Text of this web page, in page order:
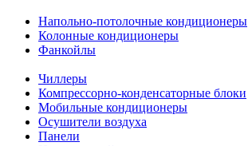
Напольно-потолочные кондиционеры
Колонные кондиционеры
Фанкойлы
Чиллеры
Компрессорно-конденсаторные блоки
Мобильные кондиционеры
Осушители воздуха
Панели